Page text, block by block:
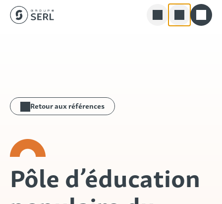
Retour aux références
Pôle d’éducation